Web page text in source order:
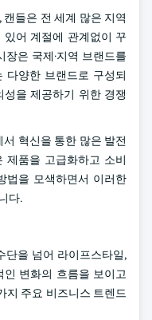
들은 전 세계 많은 지역
있어 계절에 관계없이 꾸
은 국제·지역 브랜드를
다양한 브랜드로 구성되
을 제공하기 위한 경쟁
혁신을 통한 많은 발전
제품을 고급화하고 소비
법을 모색하면서 이러한
다.
단을 넘어 라이프스타일,
변화의 흐름을 보이고
지 주요 비즈니스 트렌드